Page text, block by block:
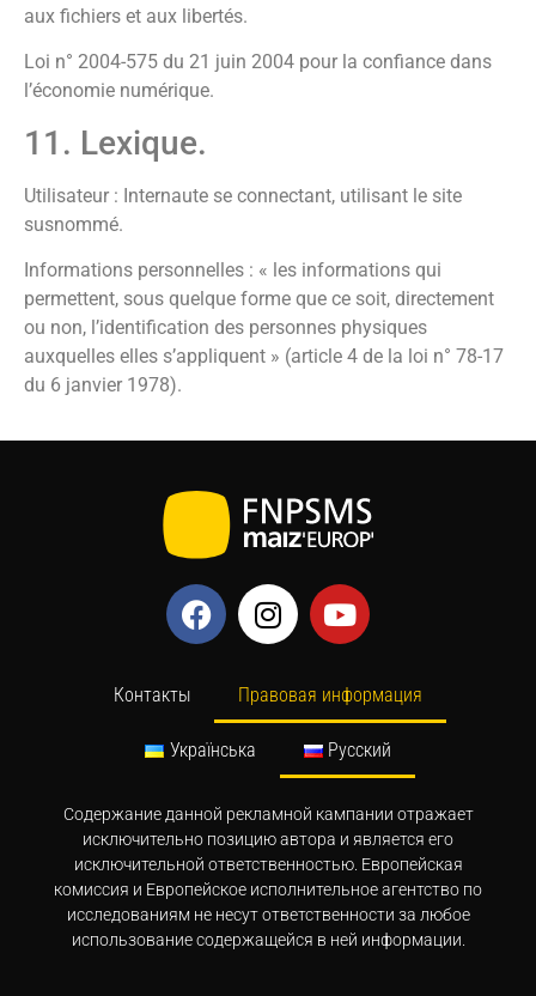
aux fichiers et aux libertés.
Loi n° 2004-575 du 21 juin 2004 pour la confiance dans
l’économie numérique.
11. Lexique.
Utilisateur : Internaute se connectant, utilisant le site
susnommé.
Informations personnelles : « les informations qui
permettent, sous quelque forme que ce soit, directement
ou non, l’identification des personnes physiques
auxquelles elles s’appliquent » (article 4 de la loi n° 78-17
du 6 janvier 1978).
Контакты Правовая информация
Українська Русский
Содержание данной рекламной кампании отражает
исключительно позицию автора и является его
исключительной ответственностью. Европейская
комиссия и Европейское исполнительное агентство по
исследованиям не несут ответственности за любое
использование содержащейся в ней информации.